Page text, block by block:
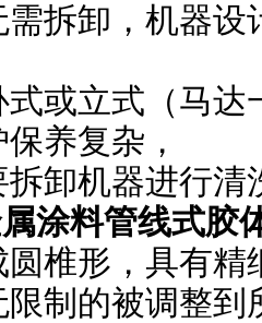
拆卸，机器
式或立式（马
养复杂，
卸机器进行清
涂料管线式胶
椎形，具有精
制的被调整